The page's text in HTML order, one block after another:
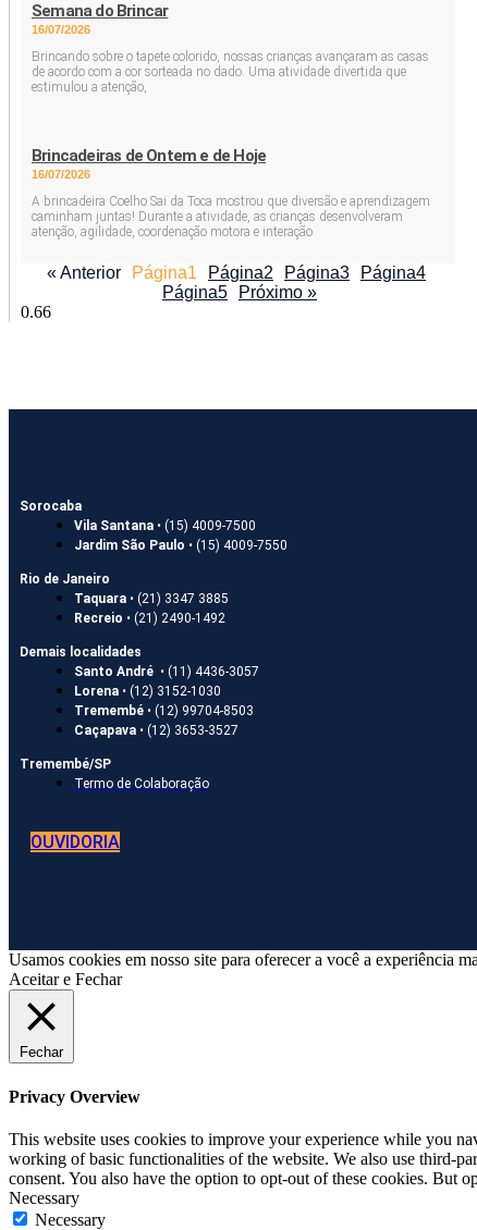
Semana do Brincar
16/07/2026
Brincando sobre o tapete colorido, nossas crianças avançaram as casas
de acordo com a cor sorteada no dado. Uma atividade divertida que
estimulou a atenção,
Brincadeiras de Ontem e de Hoje
16/07/2026
A brincadeira Coelho Sai da Toca mostrou que diversão e aprendizagem
caminham juntas! Durante a atividade, as crianças desenvolveram
atenção, agilidade, coordenação motora e interação
« Anterior Página1 Página2 Página3 Página4
Página5 Próximo »
Sorocaba
Vila Santana • (15) 4009-7500
Jardim São Paulo • (15) 4009-7550
Rio de Janeiro
Taquara • (21) 3347 3885
Recreio • (21) 2490-1492
Demais localidades
Santo André • (11) 4436-3057
Lorena • (12) 3152-1030
Tremembé • (12) 99704-8503
Caçapava • (12) 3653-3527
Tremembé/SP
Termo de Colaboração
OUVIDORIA
Usamos cookies em nosso site para oferecer a você a experiência
Aceitar e Fechar
Fechar
Privacy Overview
This website uses cookies to improve your experience while you
working of basic functionalities of the website. We also use third-
consent. You also have the option to opt-out of these cookies. But
Necessary
Necessary